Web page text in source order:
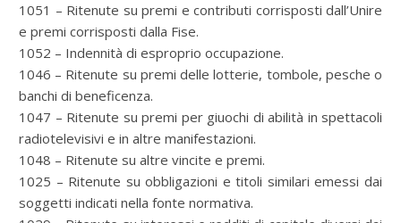
1051 – Ritenute su premi e contributi corrisposti dall’Unire
e premi corrisposti dalla Fise.
1052 – Indennità di esproprio occupazione.
1046 – Ritenute su premi delle lotterie, tombole, pesche o
banchi di beneficenza.
1047 – Ritenute su premi per giuochi di abilità in spettacoli
radiotelevisivi e in altre manifestazioni.
1048 – Ritenute su altre vincite e premi.
1025 – Ritenute su obbligazioni e titoli similari emessi dai
soggetti indicati nella fonte normativa.